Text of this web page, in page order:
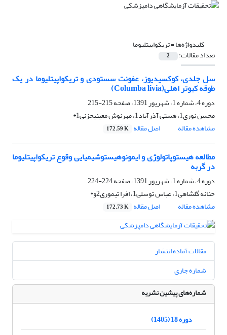
کلیدواژه‌ها =تریکواپیتلیوما
تعداد مقالات: 2
سل جلدی، کوکسیدیوز، عفونت سستودی و تریکواپیتلیوما در یک
طوقه کبوتر اهلی(Columba livia)
دوره 4، شماره 1، شهریور 1391، صفحه
215-215
محسن نوری1، هستی آذرآباد1، مهرنوش معینیجزنی1*
مشاهده مقاله
اصل مقاله 172.59 K
مطالعه هیستوپاتولوژی و ایمونوهیستوشیمیایی وقوع تریکواپیتلیوما
در گربه
دوره 4، شماره 1، شهریور 1391، صفحه
224-224
حنانه گلشاهی1، عباس توسلی1، افرا تیموری2و*
مشاهده مقاله
اصل مقاله 172.73 K
مقالات آماده انتشار
شماره جاری
شماره‌های پیشین نشریه
دوره 18 (1405)